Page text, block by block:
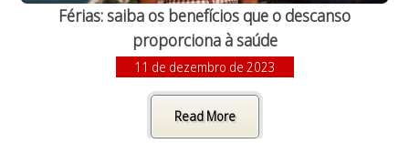
Férias: saiba os benefícios que o descanso
proporciona à saúde
11 de dezembro de 2023
Read More